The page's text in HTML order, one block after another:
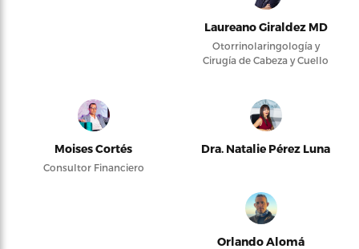
Laureano Giraldez MD
Otorrinolaringología y
Cirugía de Cabeza y Cuello
Moises Cortés
Consultor Financiero
Dra. Natalie Pérez Luna
Orlando Alomá